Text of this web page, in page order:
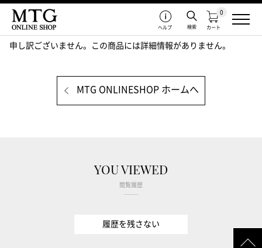
カート
0
検索
ヘルプ
申し訳ございません。この商品には詳細情報がありません。
MTG ONLINESHOP ホームへ
YOU VIEWED
閲覧履歴
履歴を残さない